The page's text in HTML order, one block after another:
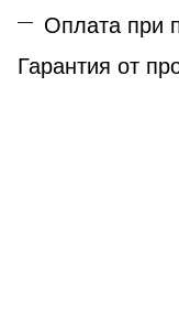
Оплата при
Гарантия от